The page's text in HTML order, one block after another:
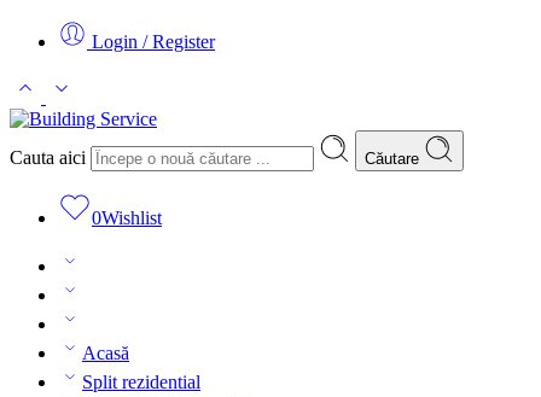
Login / Register
Cauta aici Căutare
0Wishlist
Acasă
Split rezidential